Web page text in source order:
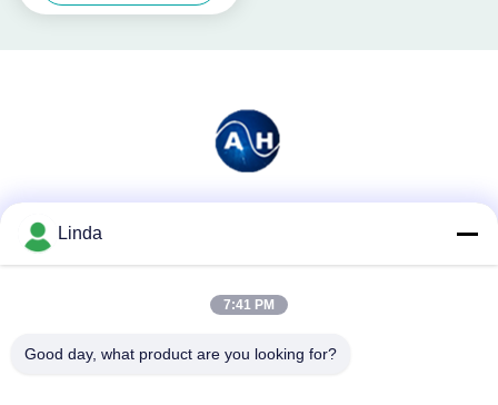
Linda
7:41 PM
Good day, what product are you looking for?